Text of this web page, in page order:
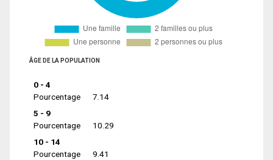
ÂGE DE LA POPULATION
0 - 4
Pourcentage
7.14
5 - 9
Pourcentage
10.29
10 - 14
Pourcentage
9.41